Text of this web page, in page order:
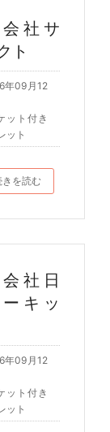
社サ
ト
年09月12
ット付き
ット
きを読む
社日
キッ
年09月12
ット付き
ット